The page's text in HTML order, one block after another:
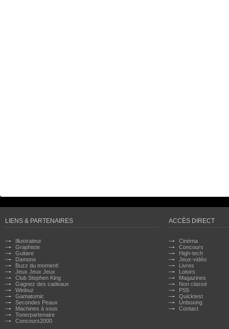
LIENS & PARTENAIRES
Illustrateur
Graphiste
Guitare
Damonx
Buzz du moment!
Jeux Jeux Jeux
Club Stephen King
Gagnez des cadeaux
Winbuz
Gamatomic
Secondes Peaux
Machines à sous
Tonerpartenaire
Concours2000
ACCÈS DIRECT
Cinéma
Concours
High-tech
Jeux-vidéo
Livres
Loisirs
Magazines
Non classé
PS5
Quicktest
Unboxing
Contact